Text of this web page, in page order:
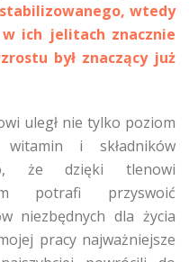
wtedy
ich jelitach znacznie
był znaczący już
uległ nie tylko poziom
i składników
że dzięki tlenowi
potrafi przyswoić
niezbędnych dla życia
pracy najważniejsze